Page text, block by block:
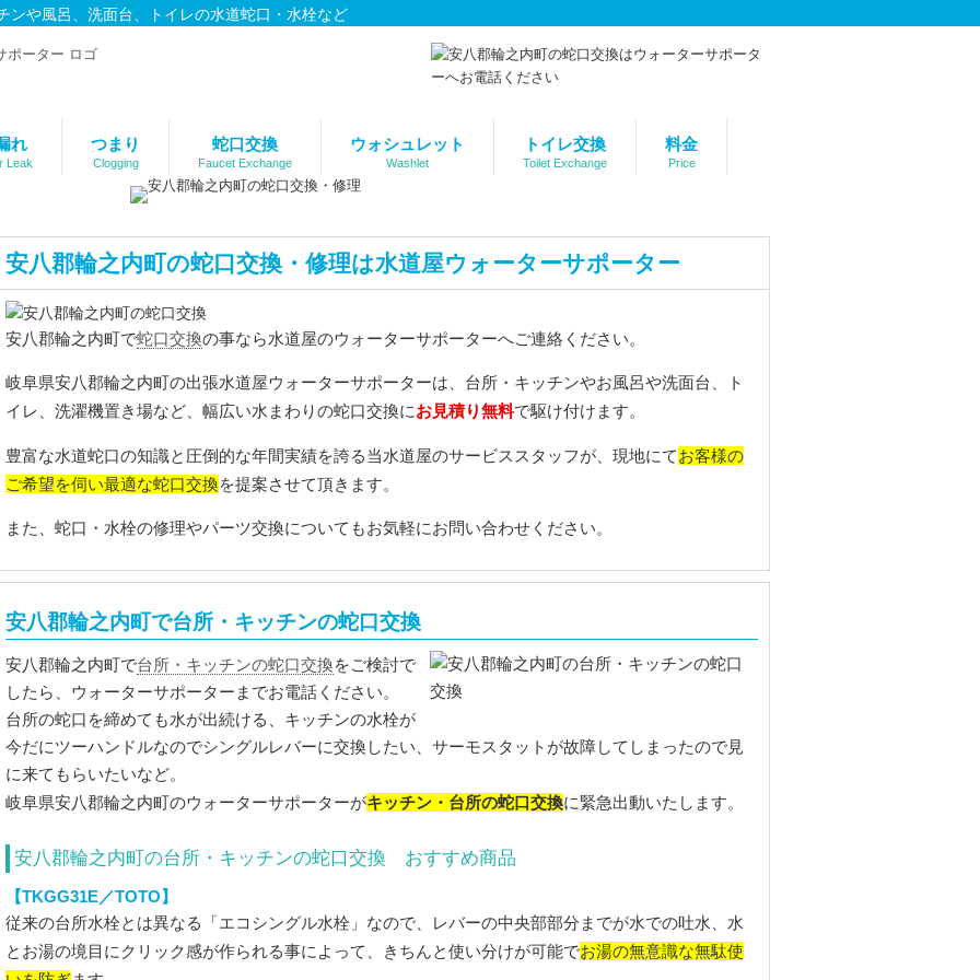
ンや風呂、洗面台、トイレの水道蛇口・水栓など
れ
Leak
つまり
Clogging
蛇口交換
Faucet Exchange
ウォシュレット
Washlet
トイレ交換
Toilet Exchange
料金
Price
安八郡輪之内町の蛇口交換・修理は水道屋ウォーターサポーター
安八郡輪之内町で蛇口交換の事なら水道屋のウォーターサポーターへご連絡ください。
岐阜県安八郡輪之内町の出張水道屋ウォーターサポーターは、台所・キッチンやお風呂や洗面台、ト
イレ、洗濯機置き場など、幅広い水まわりの蛇口交換にお見積り無料で駆け付けます。
豊富な水道蛇口の知識と圧倒的な年間実績を誇る当水道屋のサービススタッフが、現地にてお客様の
ご希望を伺い最適な蛇口交換を提案させて頂きます。
また、蛇口・水栓の修理やパーツ交換についてもお気軽にお問い合わせください。
安八郡輪之内町で台所・キッチンの蛇口交換
安八郡輪之内町で台所・キッチンの蛇口交換をご検討で
したら、ウォーターサポーターまでお電話ください。
台所の蛇口を締めても水が出続ける、キッチンの水栓が
今だにツーハンドルなのでシングルレバーに交換したい、サーモスタットが故障してしまったので見
に来てもらいたいなど。
岐阜県安八郡輪之内町のウォーターサポーターがキッチン・台所の蛇口交換に緊急出動いたします。
安八郡輪之内町の台所・キッチンの蛇口交換 おすすめ商品
【TKGG31E／TOTO】
従来の台所水栓とは異なる「エコシングル水栓」なので、レバーの中央部部分までが水での吐水、水
とお湯の境目にクリック感が作られる事によって、きちんと使い分けが可能でお湯の無意識な無駄使